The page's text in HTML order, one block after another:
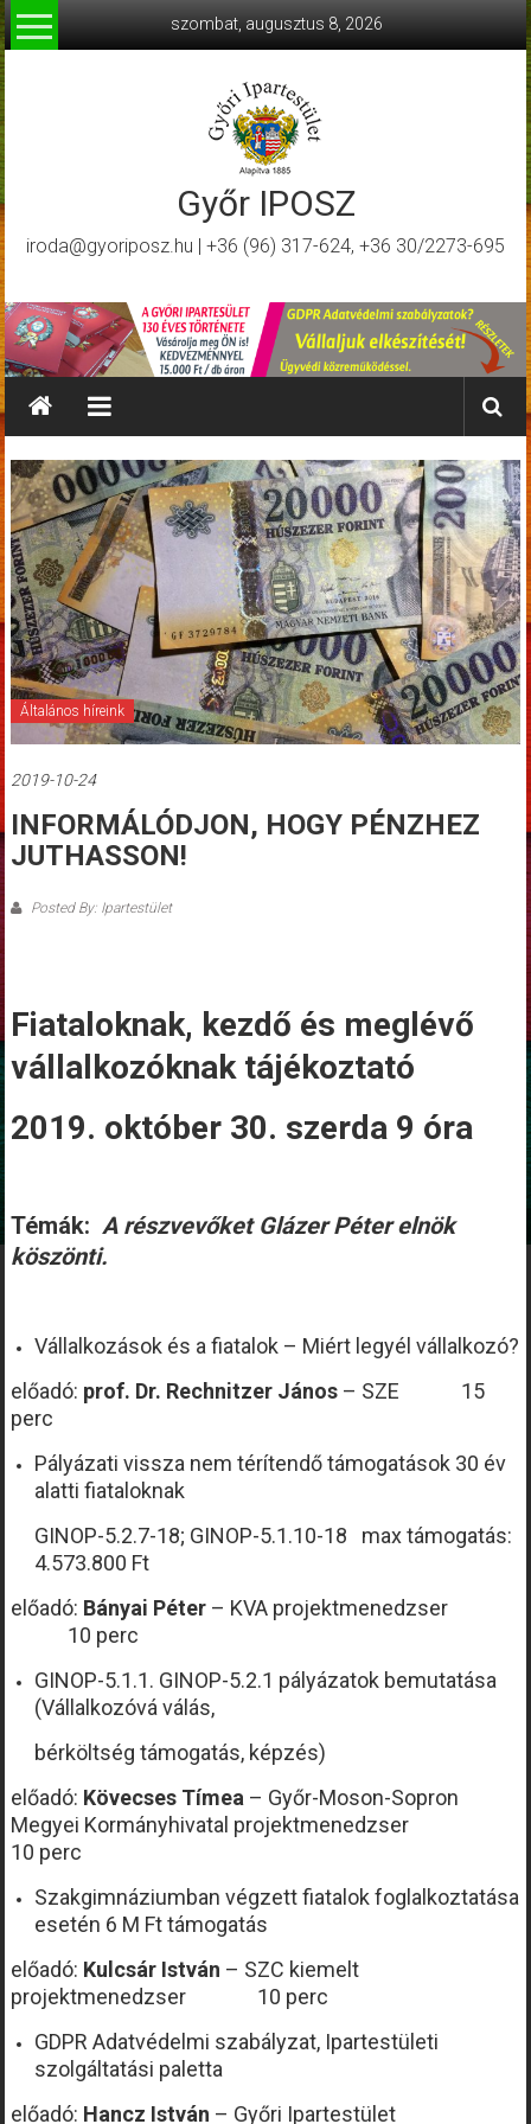
Skip
to
content
szombat, augusztus 8, 2026
Győr IPOSZ
iroda@gyoriposz.hu | +36 (96) 317-624, +36 30/2273-695
Általános híreink
2019-10-24
INFORMÁLÓDJON, HOGY PÉNZHEZ
JUTHASSON!
Posted By: Ipartestület
Fiataloknak, kezdő és meglévő
vállalkozóknak tájékoztató
2019. október 30. szerda 9 óra
Témák: A részvevőket Glázer Péter elnök
köszönti.
Vállalkozások és a fiatalok – Miért legyél vállalkozó?
előadó: prof. Dr. Rechnitzer János– SZE 15
perc
Pályázati vissza nem térítendő támogatások 30 év
alatti fiataloknak
GINOP-5.2.7-18; GINOP-5.1.10-18 max támogatás:
4.573.800 Ft
előadó: Bányai Péter– KVA projektmenedzser
10 perc
GINOP-5.1.1. GINOP-5.2.1 pályázatok bemutatása
(Vállalkozóvá válás,
bérköltség támogatás, képzés)
előadó: Kövecses Tímea– Győr-Moson-Sopron
Megyei Kormányhivatal projektmenedzser
10 perc
Szakgimnáziumban végzett fiatalok foglalkoztatása
esetén 6 M Ft támogatás
előadó: Kulcsár István – SZC kiemelt
projektmenedzser 10 perc
GDPR Adatvédelmi szabályzat, Ipartestületi
szolgáltatási paletta
előadó: Hancz István – Győri Ipartestület